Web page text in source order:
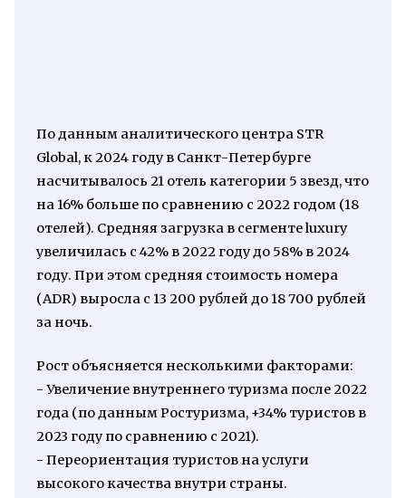
По данным аналитического центра STR
Global, к 2024 году в Санкт-Петербурге
насчитывалось 21 отель категории 5 звезд, что
на 16% больше по сравнению с 2022 годом (18
отелей). Средняя загрузка в сегменте luxury
увеличилась с 42% в 2022 году до 58% в 2024
году. При этом средняя стоимость номера
(ADR) выросла с 13 200 рублей до 18 700 рублей
за ночь.
Рост объясняется несколькими факторами:
- Увеличение внутреннего туризма после 2022
года (по данным Ростуризма, +34% туристов в
2023 году по сравнению с 2021).
- Переориентация туристов на услуги
высокого качества внутри страны.